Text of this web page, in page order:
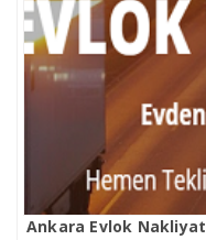
Ankara Evlok Nakliyat